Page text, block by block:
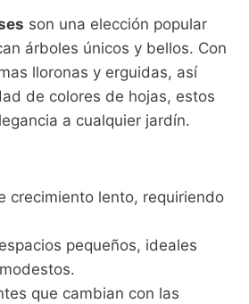
son una elección popular
árboles únicos y bellos. Con
lloronas y erguidas, así
de colores de hojas, estos
a cualquier jardín.
crecimiento lento, requiriendo
pequeños, ideales
que cambian con las